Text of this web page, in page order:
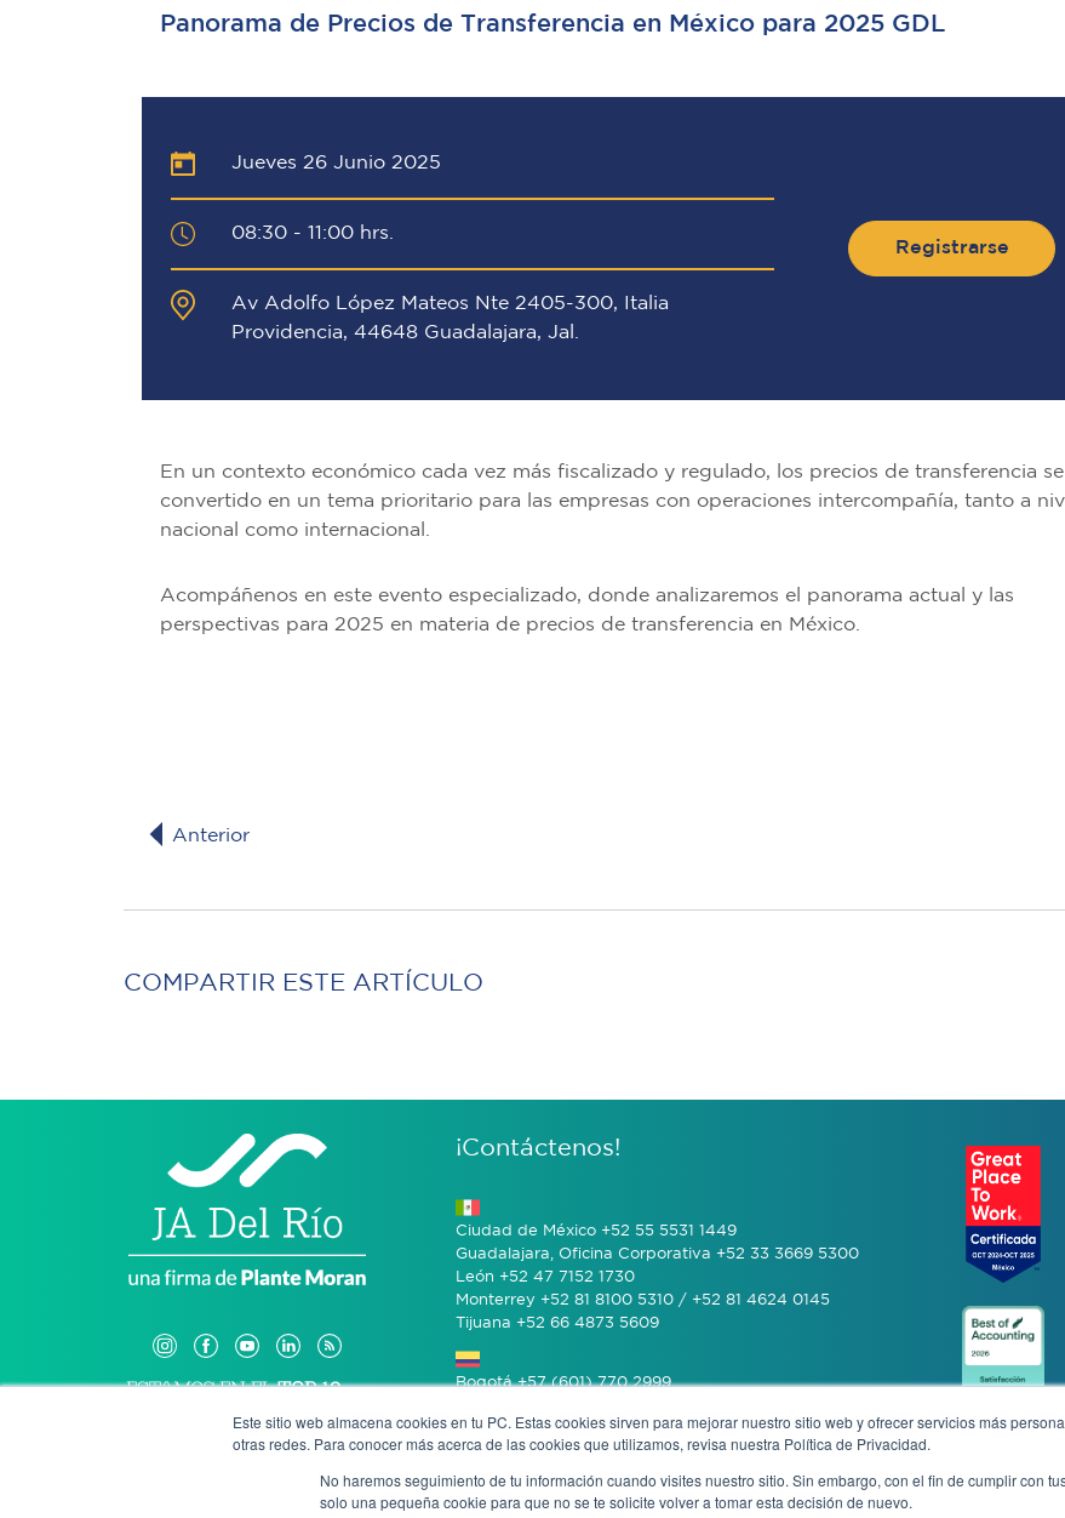
Este sitio web almacena cookies en tu PC. Estas cookies sirven para mejorar nuestro sitio web y ofrecer servicios más
otras redes. Para conocer más acerca de las cookies que utilizamos, revisa nuestra Política de Privacidad.
No haremos seguimiento de tu información cuando visites nuestro sitio. Sin embargo, con el fin de cumplir con
solo una pequeña cookie para que no se te solicite volver a tomar esta decisión de nuevo.
Panorama de Precios de Transferencia en México para 2025 GDL
Jueves 26 Junio 2025
08:30 - 11:00 hrs.
Av Adolfo López Mateos Nte 2405-300, Italia
Providencia, 44648 Guadalajara, Jal.
Registrarse
En un contexto económico cada vez más fiscalizado y regulado, los precios de transferencia
convertido en un tema prioritario para las empresas con operaciones intercompañía, tanto a
nacional como internacional.
Acompáñenos en este evento especializado, donde analizaremos el panorama actual y las
perspectivas para 2025 en materia de precios de transferencia en México.
Anterior
COMPARTIR ESTE ARTÍCULO
¡Contáctenos!
Ciudad de México +52 55 5531 1449
Guadalajara, Oficina Corporativa +52 33 3669 5300
León +52 47 7152 1730
Monterrey +52 81 8100 5310 / +52 81 4624 0145
Tijuana +52 66 4873 5609
Bogotá +57 (601) 770 2999
San José +506 4070 0742